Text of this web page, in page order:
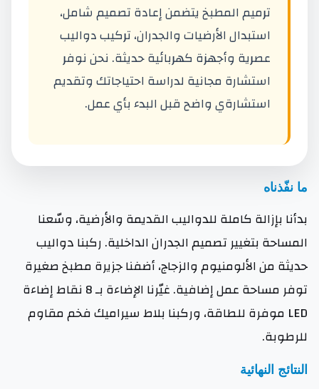
ترميم المطبخ يتضمن إعادة تصميم شامل،
استبدال الأرضيات والجدران، تركيب دواليب
عصرية وأجهزة كهربائية حديثة. نحن نوفر
استشارة مجانية لدراسة احتياجاتك وتقديم
استشارةي واضح قبل البدء بأي عمل.
ما نفّذناه
بدأنا بإزالة كاملة للدواليب القديمة والأرضية، وسّعنا
المساحة بتغيير تصميم الجدران الداخلية. ركبنا دواليب
حديثة من الألومنيوم والزجاج، أضفنا جزيرة مطبخ صغيرة
توفر مساحة عمل إضافية. غيّرنا الإضاءة بـ 8 نقاط إضاءة
LED موفرة للطاقة، وركبنا بلاط سيراميك فخم مقاوم
للرطوبة.
النتائج النهائية